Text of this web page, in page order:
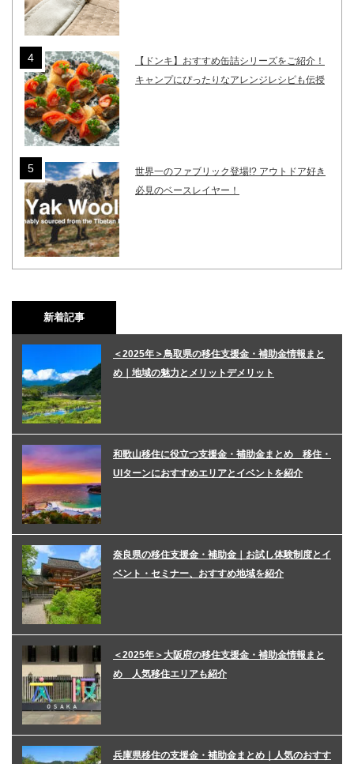
【ドンキ】おすすめ缶詰シリーズをご紹介！
キャンプにぴったりなアレンジレシピも伝授
世界一のファブリック登場!? アウトドア好き
必見のベースレイヤー！
新着記事
＜2025年＞鳥取県の移住支援金・補助金情報まと
め｜地域の魅力とメリットデメリット
和歌山移住に役立つ支援金・補助金まとめ 移住・
UIターンにおすすめエリアとイベントを紹介
奈良県の移住支援金・補助金｜お試し体験制度とイ
ベント・セミナー、おすすめ地域を紹介
＜2025年＞大阪府の移住支援金・補助金情報まと
め 人気移住エリアも紹介
兵庫県移住の支援金・補助金まとめ｜人気のおすす